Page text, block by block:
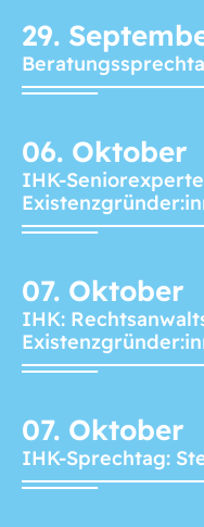
29.
06. Oktober
IHK-
07. Oktober
IHK:
07. Oktober
IHK-Sprechtag: